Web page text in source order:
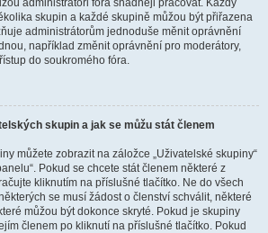
administrátoři fóra snadněji pracovat. Každý
skupin a každé skupině můžou být přiřazena
administrátorům jednoduše měnit oprávnění
například změnit oprávnění pro moderátory,
do soukromého fóra.
skupin a jak se můžu stát členem
můžete zobrazit na záložce „Uživatelské skupiny“
Pokud se chcete stát členem některé z
kliknutím na příslušné tlačítko. Ne do všech
se musí žádost o členství schválit, některé
můžou být dokonce skryté. Pokud je skupiny
členem po kliknutí na příslušné tlačítko. Pokud